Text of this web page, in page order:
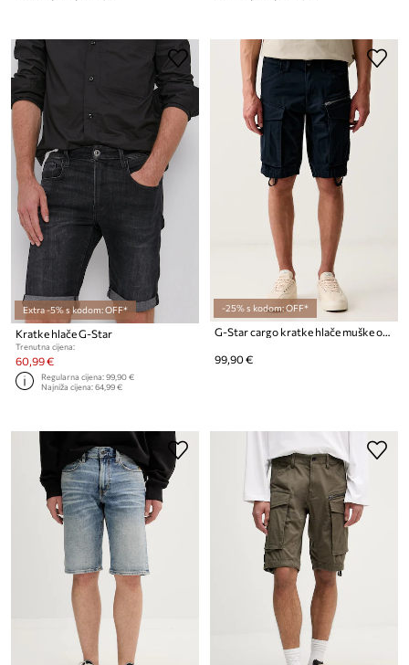
Extra -5% s kodom: OFF*
Kratke hlače G-Star
Trenutna cijena:
60,99 €
Regularna cijena:99,90 €
Najniža cijena:64,99 €
-25% s kodom: OFF*
G-Star cargo kratke hlače muške od pamuka s elastanom Rovic zip regular
99,90 €